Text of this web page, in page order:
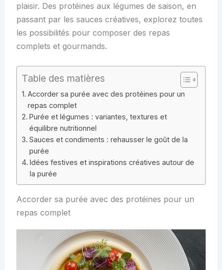
plaisir. Des protéines aux légumes de saison, en
passant par les sauces créatives, explorez toutes
les possibilités pour composer des repas
complets et gourmands.
Table des matières
Accorder sa purée avec des protéines pour un
repas complet
Purée et légumes : variantes, textures et
équilibre nutritionnel
Sauces et condiments : rehausser le goût de la
purée
Idées festives et inspirations créatives autour de
la purée
Accorder sa purée avec des protéines pour un
repas complet